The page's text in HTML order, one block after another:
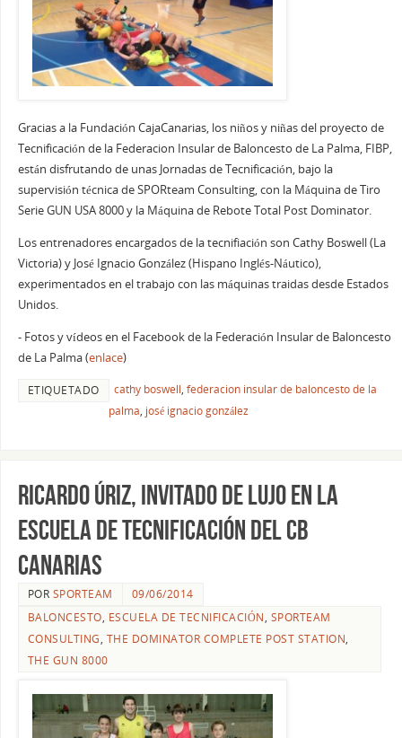
Gracias a la Fundación CajaCanarias, los niños y niñas del proyecto de
Tecnificación de la Federacion Insular de Baloncesto de La Palma, FIBP,
están disfrutando de unas Jornadas de Tecnificación, bajo la
supervisión técnica de SPORteam Consulting, con la Máquina de Tiro
Serie GUN USA 8000 y la Máquina de Rebote Total Post Dominator.
Los entrenadores encargados de la tecnifiación son Cathy Boswell (La
Victoria) y José Ignacio González (Hispano Inglés-Náutico),
experimentados en el trabajo con las máquinas traidas desde Estados
Unidos.
- Fotos y vídeos en el Facebook de la Federación Insular de Baloncesto
de La Palma (enlace)
ETIQUETADO cathy boswell, federacion insular de baloncesto de la
palma, josé ignacio gonzález
Ricardo Úriz, invitado de lujo en la
Escuela de Tecnificación del CB
Canarias
POR SPORTEAM
09/06/2014
BALONCESTO, ESCUELA DE TECNIFICACIÓN, SPORTEAM
CONSULTING, THE DOMINATOR COMPLETE POST STATION,
THE GUN 8000